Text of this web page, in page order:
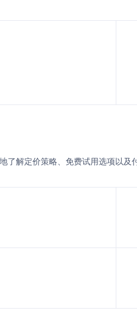
地了解定价策略、免费试用选项以